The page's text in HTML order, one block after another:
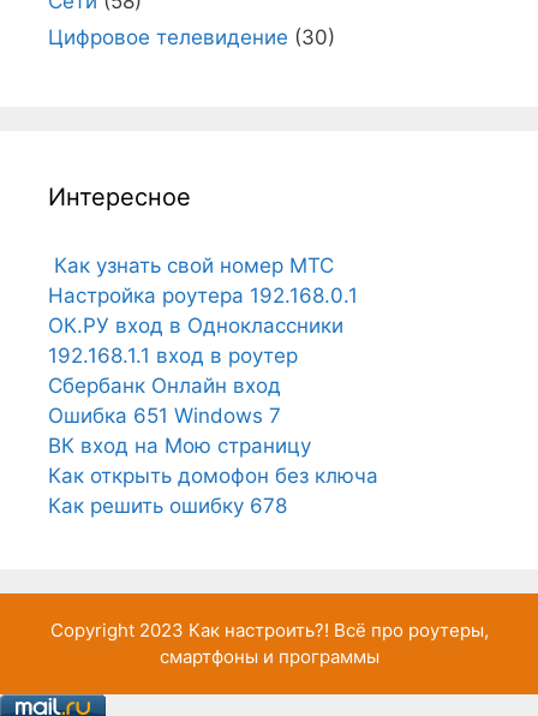
Цифровое телевидение (30)
Интересное
Как узнать свой номер МТС
Настройка роутера 192.168.0.1
ОК.РУ вход в Одноклассники
192.168.1.1 вход в роутер
Сбербанк Онлайн вход
Ошибка 651 Windows 7
ВК вход на Мою страницу
Как открыть домофон без ключа
Как решить ошибку 678
Copyright 2023 Как настроить?! Всё про роутеры,
смартфоны и программы